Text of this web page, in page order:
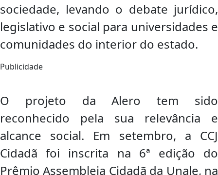
sociedade, levando o debate jurídico,
legislativo e social para universidades e
comunidades do interior do estado.
Publicidade
O projeto da Alero tem sido
reconhecido pela sua relevância e
alcance social. Em setembro, a CCJ
Cidadã foi inscrita na 6ª edição do
Prêmio Assembleia Cidadã da Unale, na